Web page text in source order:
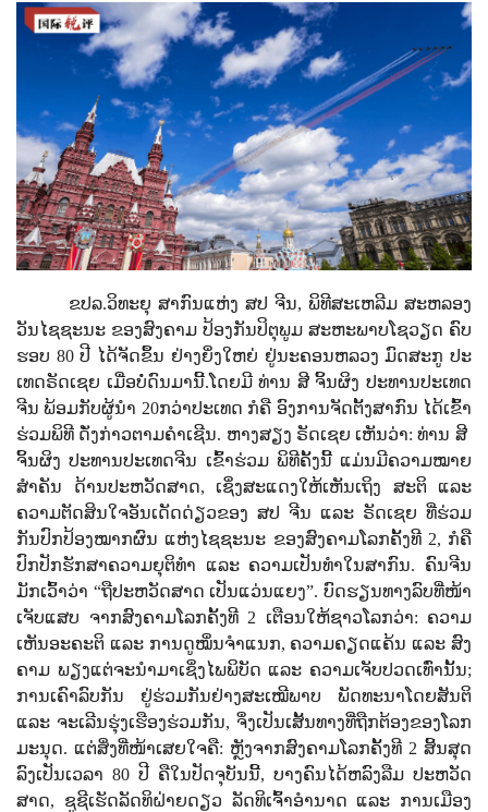
ຂປລ.ວິທະຍຸ ສາກົນແຫ່ງ ສປ ຈີນ, ພິ​ທີ​ສະ​ເຫລີມ ​ສະຫລອງ
ວັນ​ໄຊ​ຊະ​ນະ​ ຂອງ​ສົງ​ຄາມ ​ປ້ອງ​ກັນ​ປິ​ຕຸ​ພູມ ສະ​ຫະ​ພາບ​ໂຊ​ວຽດ ​ຄົບ​
ຮອບ 80ປີ ໄດ້​ຈັດ​ຂຶ້ນ ​ຢ່າງ​ຍິ່ງໃຫຍ່ ຢູ່​ນະ​ຄອນຫລວງ​ ມົ​ດສະ​ກູ ​ປະ​
ເທດ​ຣັດ​ເຊຍ ເມື່ອບໍ່ດົນມານີ້.ໂດຍມີ ທ່ານ ​ສີ ​ຈິ້ນ​ຜິງ ປະ​ທານ​ປະ​ເທດ​
ຈີນ ພ້ອມ​ກັບ​ຜູ້​ນຳ 20​ກວ່າປະ​ເທດ ​​ກໍ​ຄື ອົງ​ການ​ຈັດ​ຕັ້ງສາ​ກົນ​ ໄດ້​ເຂົ້າ​
ຮ່ວມ​ພິ​ທີ ​ດັ່ງ​ກ່າວ​ຕາມ​ຄຳ​ເຊີນ. ຫາງ​ສຽງ​ ຣັດ​ເຊຍ ​ເຫັນ​ວ່າ: ທ່ານ ​ສີ ​
ຈິ້ນ​ຜິງ ປະ​ທານ​ປະ​ເທດ​ຈີນ ​ເຂົ້າ​ຮ່ວມ ​ພິ​ທີ​ຄັ້ງ​ນີ້ ​ແມ່ນ​ມີ​ຄວາມ​ໝາຍ​
ສຳ​ຄັນ ​ດ້ານ​ປະ​ຫວັດ​ສາດ, ເຊິ່ງ​ສະ​ແດງ​ໃຫ້​ເຫັນ​ເຖິງ ​ສະ​ຕິ ແລະ
ຄວາມ​ຕັດ​ສິນ​ໃຈ​ອັນ​ເດັດ​ດ່ຽວ​ຂອງ​ ສປ ຈີນ ແລະ ຣັດ​ເຊຍ ​ທີ່​ຮ່ວມ​
ກັນປົກ​ປ້ອງໝາກ​ຜົນ ​ແຫ່ງ​ໄຊ​ຊະ​ນະ ​ຂອງ​ສົງ​ຄາມ​ໂລກ​ຄັ້ງ​ທີ2, ກໍ​ຄື
ປົກ​ປັກ​ຮັກ​ສາ​ຄວາມ​ຍຸ​ຕິ​ທຳ ແລະ ຄວາມ​ເປັນ​ທຳ​ໃນ​ສາ​ກົນ. ຄົນ​ຈີນ​
ມັກ​ເວົ້າ​ວ່າ “ຖື​ປະ​ຫ​ວັດ​ສາດ ​ເປັນ​ແວ່ນ​ແຍງ”. ບົດ​ຮຽນ​​ທາງ​ລົບທີ່​ໜ້າ​
ເຈັບ​ແສບ​ ຈາກ​ສົງ​ຄາມ​ໂລກ​ຄັ້ງ​ທີ 2 ເຕືອນ​ໃຫ້​ຊາວ​ໂລກວ່າ: ຄວາມ​
ເຫັນ​ອະ​ຄະ​ຕິ ແລະ ການ​ດູ​ໝິ່ນ​ຈຳ​ແນກ, ຄວາມ​ຄຽດ​ແຄ້ນ ແລະ ສົງ​
ຄາມ ພຽງ​ແຕ່​ຈະ​ນຳ​​ມາ​ເຊິ່ງ​ໄພ​ພິ​ບັດ ແລະ ຄວາມ​ເຈັບ​ປວດ​ເທົ່າ​ນັ້ນ;
ການ​ເຄົາ​ລົບ​ກັນ ຢູ່​ຮ່ວມ​ກັນ​ຢ່າງ​ສະ​ເໝີ​ພາບ
ພັດ​ທະ​ນາ​ໂດຍ​ສັນ​ຕິ
ແລະ ຈະ​ເລີນ​ຮຸ່ງ​ເຮືອງ​ຮ່ວມ​ກັນ, ຈຶ່ງ​ເປັນ​ເສັ້ນ​ທາງ​ທີ່​ຖືກ​ຕ້ອງ​ຂອງ​ໂລກ​
ມະ​ນຸດ. ແຕ່​ສິ່ງ​ທີ່​ໜ້າ​ເສຍ​ໃຈ​ຄື: ຫຼັງ​ຈາກ​ສົງ​ຄາມ​ໂລກ​ຄັ້ງ​ທີ 2 ​ສິ້ນ​ສຸດ​
ລົງເປັນ​ເວ​ລາ 80 ປີ ຄື​ໃນ​ປັດ​ຈຸ​ບັນ​ນີ້, ບາງ​ຄົນ​ໄດ້ຫລົງ​ລືມ ​ປະ​ຫວັດ​
ສາດ, ຊູ​ຊີ​ເຮັດ​ລັດ​ທິ​ຝ່າຍ​ດຽວ ລັດ​ທິ​ເຈົ້າ​ອຳ​ນາດ ແລະ ການ​ເມືອງ​